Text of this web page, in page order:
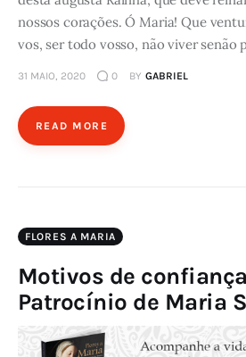
nossos corações. Ó Maria! Que
vos, ser todo vosso, não viver senão
31 MAIO, 2020 0 BY GABRIEL
READ MORE
FLORES A MARIA
Motivos de
Patrocínio de Maria